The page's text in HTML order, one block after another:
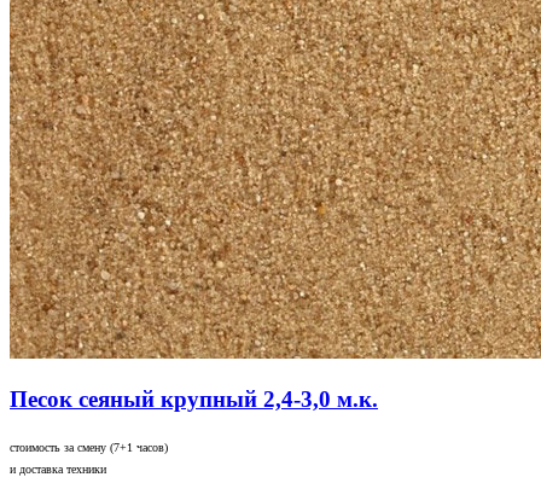
Песок сеяный крупный 2,4-3,0 м.к.
стоимость за смену (7+1 часов)
и доставка техники